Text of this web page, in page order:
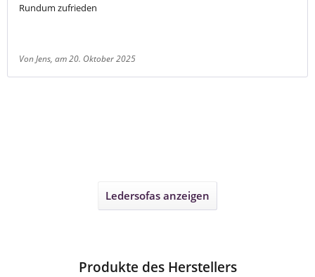
Rundum zufrieden
Von Jens, am 20. Oktober 2025
Ledersofas anzeigen
Produkte des Herstellers